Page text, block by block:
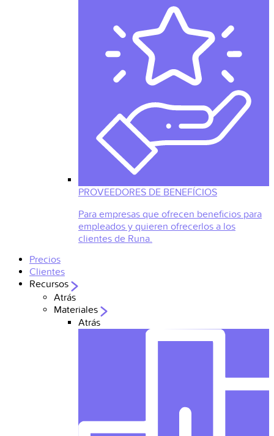
PROVEEDORES DE BENEFÍCIOS
Para empresas que ofrecen beneficios para
empleados y quieren ofrecerlos a los
clientes de Runa.
Precios
Clientes
Recursos
Atrás
Materiales
Atrás